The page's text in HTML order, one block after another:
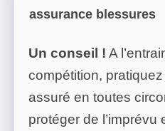
assurance blessures
Un conseil ! A
compétition,
assuré en toutes
protéger de l’imprévu